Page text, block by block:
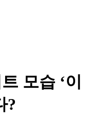
모습 ‘이
?